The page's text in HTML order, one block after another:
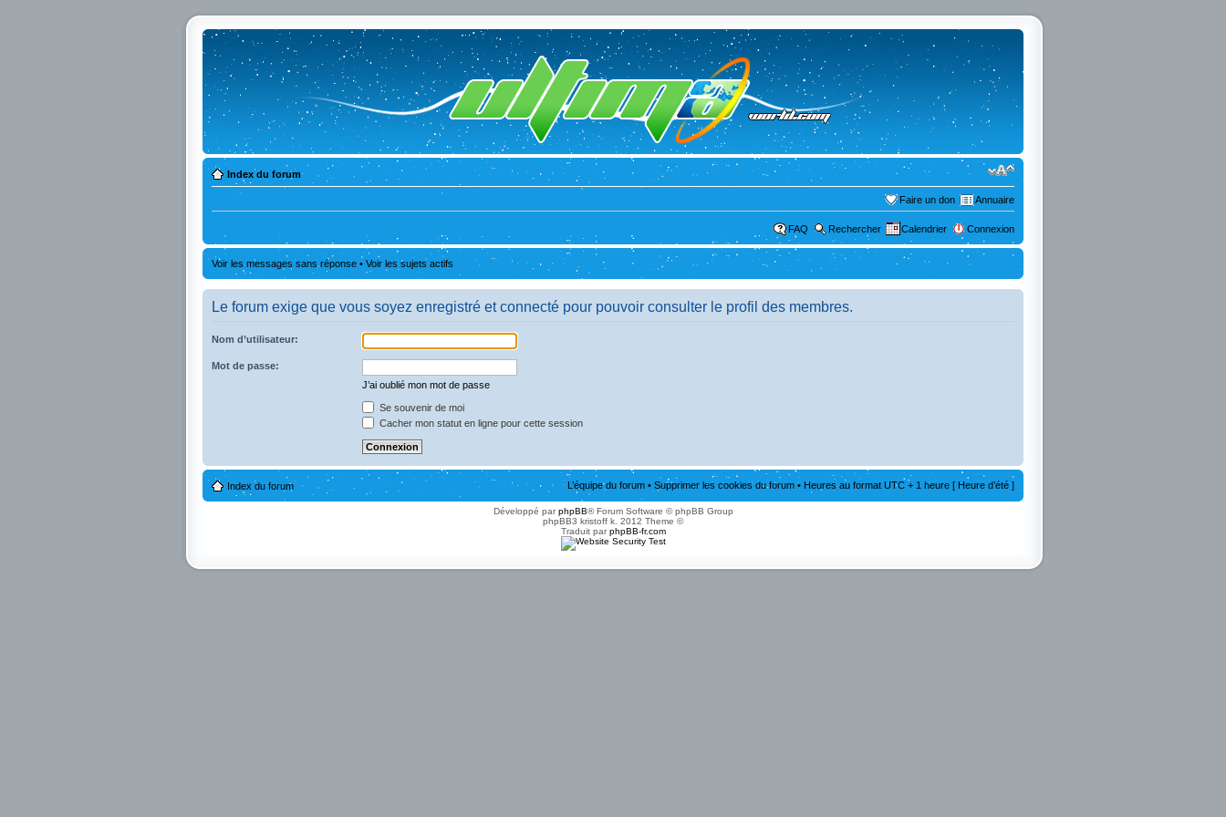
Index du forum
Faire un don Annuaire
FAQ Rechercher Calendrier Connexion
Voir les messages sans réponse • Voir les sujets actifs
Le forum exige que vous soyez enregistré et connecté pour pouvoir consulter le profil des membres.
Nom d’utilisateur:
Mot de passe:
J’ai oublié mon mot de passe
Se souvenir de moi
Cacher mon statut en ligne pour cette session
Index du forum L’équipe du forum • Supprimer les cookies du forum • Heures au format UTC + 1 heure [ Heure d’été ]
Développé parphpBB® Forum Software © phpBB Group
phpBB3 kristoff k. 2012 Theme ©
Traduit parphpBB-fr.com